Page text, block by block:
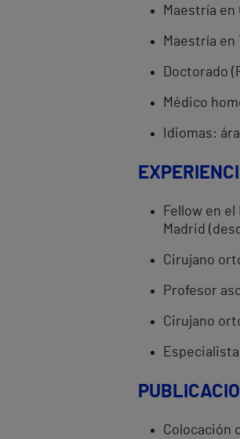
Maestría en
Maestría en
Doctorado
Médico
Idiomas:
Fellow en
Madrid
Cirujano
Profesor
Cirujano
Colocación